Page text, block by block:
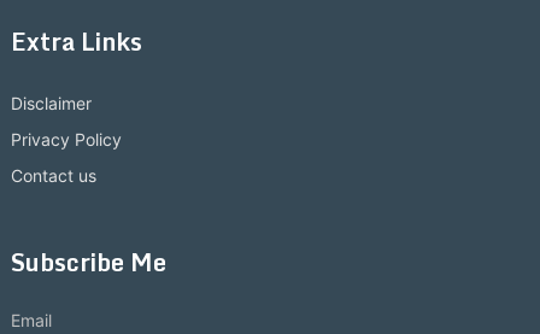
Extra Links
Disclaimer
Privacy Policy
Contact us
Subscribe Me
Email